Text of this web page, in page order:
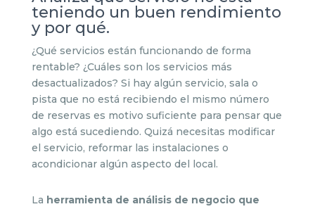
teniendo un buen rendimiento
y por qué.
¿Qué servicios están funcionando de forma
rentable? ¿Cuáles son los servicios más
desactualizados? Si hay algún servicio, sala o
pista que no está recibiendo el mismo número
de reservas es motivo suficiente para pensar que
algo está sucediendo. Quizá necesitas modificar
el servicio, reformar las instalaciones o
acondicionar algún aspecto del local.
La herramienta de análisis de negocio que